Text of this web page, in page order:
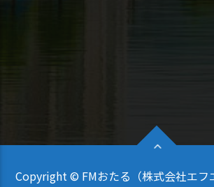
Copyright © FMおたる（株式会社エフ